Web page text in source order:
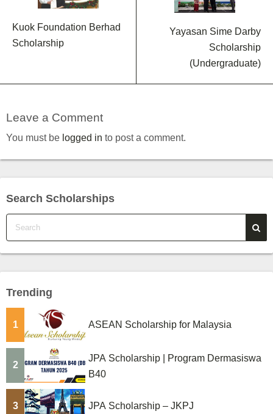
Kuok Foundation Berhad
Scholarship
Yayasan Sime Darby
Scholarship
(Undergraduate)
Leave a Comment
You must be logged in to post a comment.
Search Scholarships
Trending
1 ASEAN Scholarship for Malaysia
2
JPA Scholarship | Program Dermasiswa
B40
3 JPA Scholarship – JKPJ